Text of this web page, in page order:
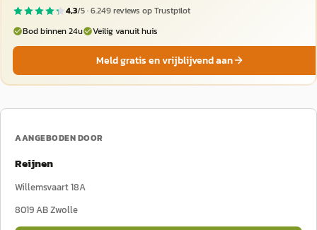
4,3/5 ·6.249reviews op Trustpilot
Bod binnen 24u
Veilig vanuit huis
Meld gratis en vrijblijvend aan
AANGEBODEN DOOR
Reijnen
Willemsvaart 18A
8019 ABZwolle